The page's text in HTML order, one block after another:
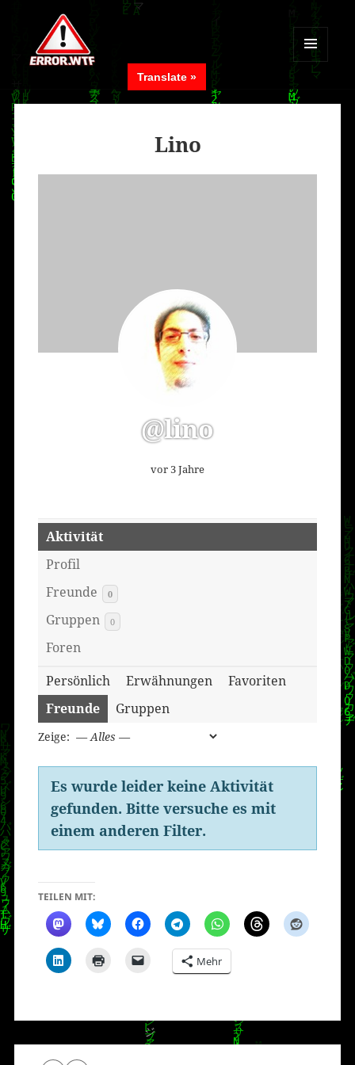
ERROR.WTF
MENÜ
UND
WIDGETS
Lino
@lino
vor 3 Jahre
Aktivität
Profil
Freunde
0
Gruppen 0
Foren
Persönlich
Erwähnungen
Favoriten
Freunde
Gruppen
Zeige:
Es wurde leider keine Aktivität
gefunden. Bitte versuche es mit
einem anderen Filter.
TEILEN MIT:
Mehr
Translate »